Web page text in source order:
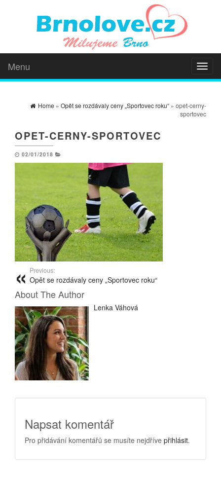
Menu
Home » Opět se rozdávaly ceny „Sportovec roku“ » opet-cerny-
sportovec
OPET-CERNY-SPORTOVEC
02/01/2018
Previous:
Opět se rozdávaly ceny „Sportovec roku“
About The Author
Lenka Váhová
Napsat komentář
Pro přidávání komentářů se musíte nejdříve přihlásit.